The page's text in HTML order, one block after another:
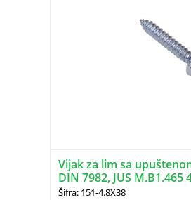
Vijak za lim sa
DIN 7982, JUS M.B1.465
Šifra: 151-4.8X38